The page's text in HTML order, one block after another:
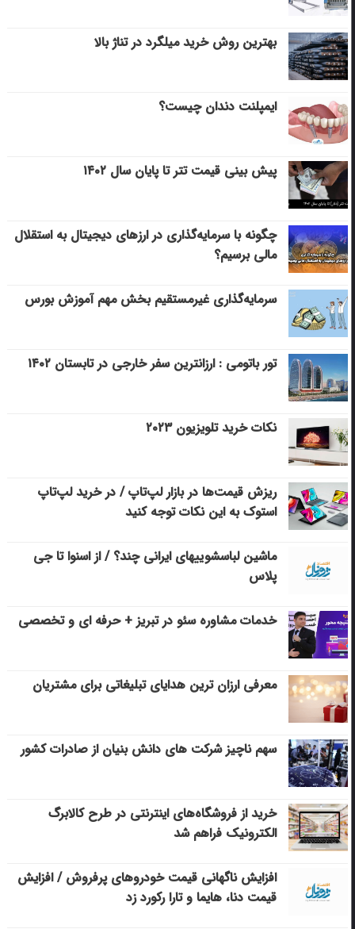
بهترین روش خرید میلگرد در تناژ بالا
ایمپلنت دندان چیست؟
پیش بینی قیمت تتر تا پایان سال ۱۴۰۲
چگونه با سرمایه‌گذاری در ارزهای دیجیتال به استقلال
مالی برسیم؟
سرمایه‌گذاری غیرمستقیم بخش مهم آموزش بورس
تور باتومی : ارزانترین سفر خارجی در تابستان ۱۴۰۲
نکات خرید تلویزیون ۲۰۲۳
ریزش قیمت‌ها در بازار لپ‌تاپ / در خرید لپ‌تاپ
استوک به این نکات توجه کنید
ماشین لباسشویی‎های ایرانی چند؟ / از اسنوا تا جی
پلاس
خدمات مشاوره سئو در تبریز + حرفه ای و تخصصی
معرفی ارزان ترین هدایای تبلیغاتی برای مشتریان
سهم ناچیز شرکت های دانش بنیان از صادرات کشور
خرید از فروشگاه‌های اینترنتی در طرح کالابرگ
الکترونیک فراهم شد
افزایش ناگهانی قیمت خودروهای پرفروش / افزایش
قیمت دنا، هایما و تارا رکورد زد